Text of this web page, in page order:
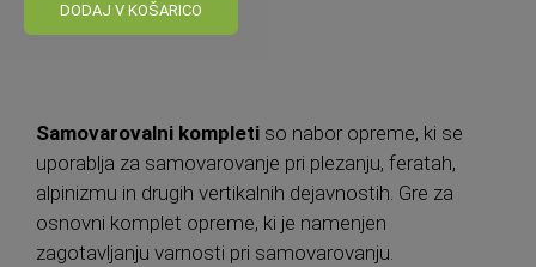
DODAJ V KOŠARICO
Samovarovalni kompleti so nabor opreme, ki se
uporablja za samovarovanje pri plezanju, feratah,
alpinizmu in drugih vertikalnih dejavnostih. Gre za
osnovni komplet opreme, ki je namenjen
zagotavljanju varnosti pri samovarovanju.